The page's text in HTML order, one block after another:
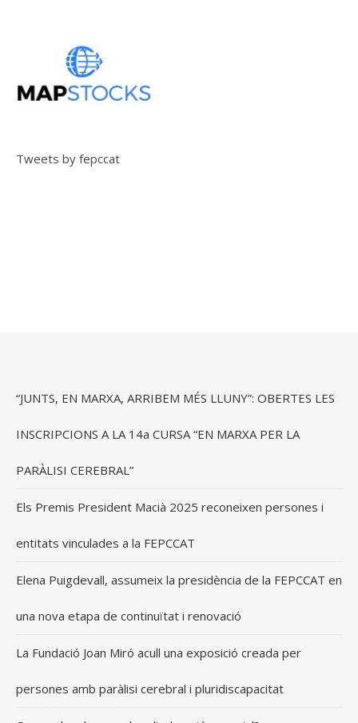
Tweets by fepccat
“JUNTS, EN MARXA, ARRIBEM MÉS LLUNY”: OBERTES LES
INSCRIPCIONS A LA 14a CURSA “EN MARXA PER LA
PARÀLISI CEREBRAL”
Els Premis President Macià 2025 reconeixen persones i
entitats vinculades a la FEPCCAT
Elena Puigdevall, assumeix la presidència de la FEPCCAT en
una nova etapa de continuïtat i renovació
La Fundació Joan Miró acull una exposició creada per
persones amb paràlisi cerebral i pluridiscapacitat